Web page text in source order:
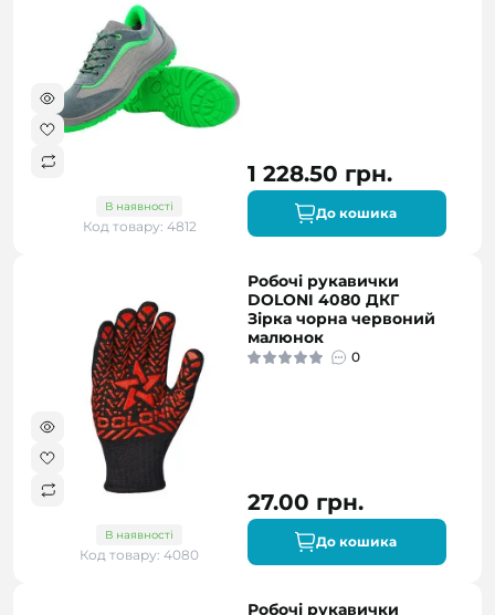
В наявності
Код товару: 4812
1 228.50 грн.
До кошика
В наявності
Код товару: 4080
Робочі рукавички
DOLONI 4080 ДКГ
Зірка чорна червоний
малюнок
0
27.00 грн.
До кошика
Робочі рукавички